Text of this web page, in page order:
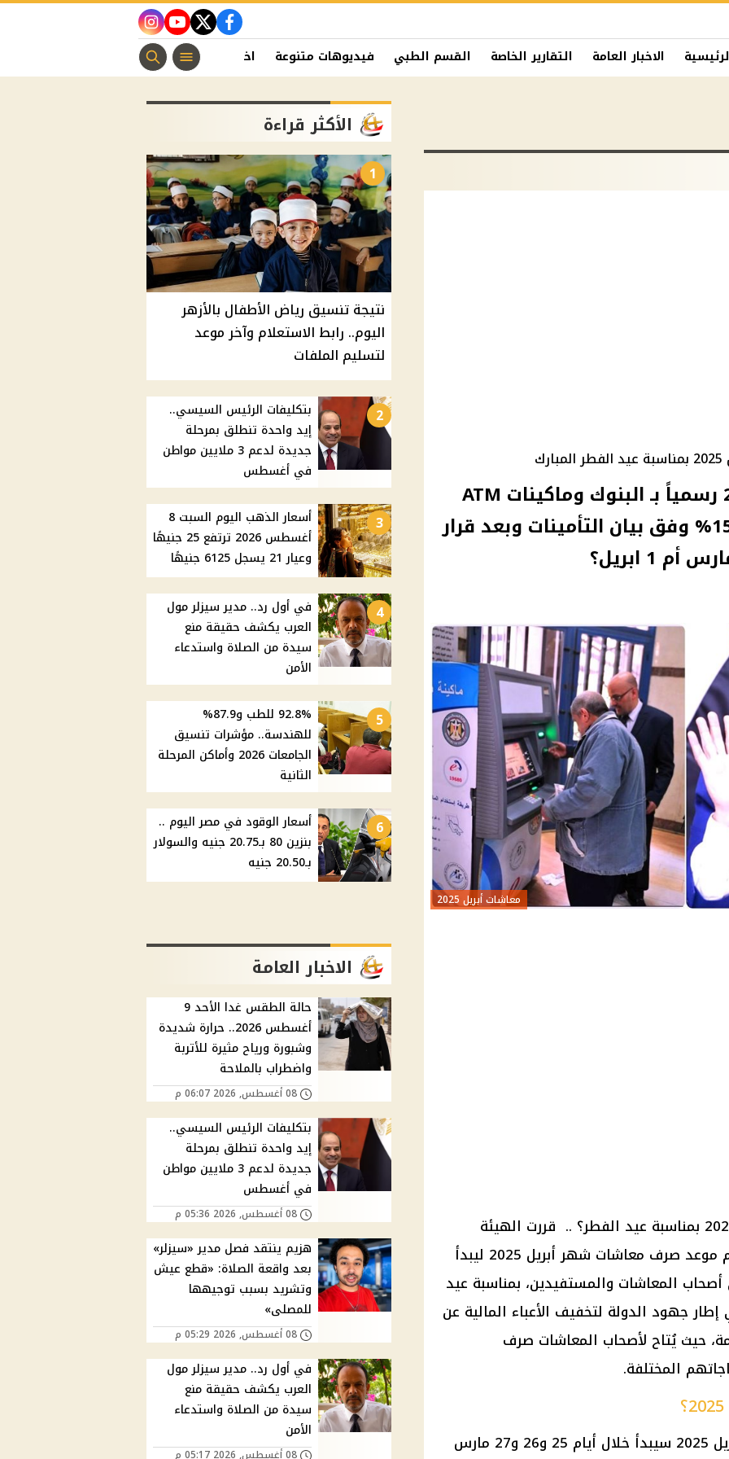
facebook
twitter
youtube
instagram
الاخبار العامة التقارير الخاصة القسم الطبي فيديوهات متنوعة اخبار الفن منوعات مسيحية
جدول معاشات أبريل 2025 رسمياً بـ البنوك وماكينات ATM
وموقف زيادة المعاشات 15% وفق بيان التأمينات وبعد قرار
معاشات أبريل 2025
بمناسبة عيد الفطر؟ .. قررت الهيئة
موعد صرف معاشات شهر أبريل 2025
ليبدأ
أصحاب المعاشات والمستفيدين، بمناسبة عيد
جهود الدولة لتخفيف الأعباء المالية عن
حيث يُتاح لأصحاب المعاشات صرف
المختلفة.
سيبدأ خلال أيام 25 و26 و27
مارس
الأكثر قراءة
1
نتيجة تنسيق رياض الأطفال بالأزهر
اليوم.. رابط الاستعلام وآخر موعد
لتسليم الملفات
2
بتكليفات الرئيس السيسي..
إيد واحدة تنطلق بمرحلة
جديدة لدعم 3 ملايين مواطن
في أغسطس
3
أسعار الذهب اليوم السبت 8
أغسطس 2026 ترتفع 25 جنيهًا
وعيار 21 يسجل 6125 جنيهًا
4
في أول رد.. مدير سيزلر مول
العرب يكشف حقيقة منع
سيدة من الصلاة واستدعاء
الأمن
5
92.8% للطب و87.9%
للهندسة.. مؤشرات تنسيق
الجامعات 2026 وأماكن المرحلة
الثانية
6
أسعار الوقود في مصر اليوم ..
بنزين 80 بـ20.75 جنيه والسولار
بـ20.50 جنيه
الاخبار العامة
حالة الطقس غدا الأحد 9
أغسطس 2026.. حرارة شديدة
وشبورة ورياح مثيرة للأتربة
واضطراب بالملاحة
08 أغسطس, 2026 06:07 م
بتكليفات الرئيس السيسي..
إيد واحدة تنطلق بمرحلة
جديدة لدعم 3 ملايين مواطن
في أغسطس
08 أغسطس, 2026 05:36 م
هزيم ينتقد فصل مدير «سيزلر»
بعد واقعة الصلاة: «قطع عيش
وتشريد بسبب توجيهها
للمصلى»
08 أغسطس, 2026 05:29 م
في أول رد.. مدير سيزلر مول
العرب يكشف حقيقة منع
سيدة من الصلاة واستدعاء
الأمن
08 أغسطس, 2026 05:17 م